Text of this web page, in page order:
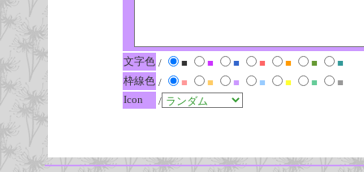
文字色 / ■ ■ ■ ■ ■ ■
■
枠線色 / ■ ■ ■ ■ ■ ■
■
Icon
/